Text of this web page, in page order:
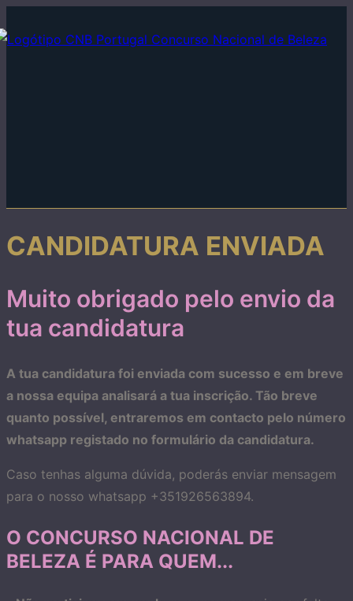
Skip
CANDIDATURA ENVIADA
Muito obrigado pelo envio da
tua candidatura
A tua candidatura foi enviada com sucesso e em breve
a nossa equipa analisará a tua inscrição. Tão breve
quanto possível, entraremos em contacto pelo número
whatsapp registado no formulário da candidatura.
Caso tenhas alguma dúvida, poderás enviar mensagem
para o nosso whatsapp +351926563894.
O CONCURSO NACIONAL DE
BELEZA É PARA QUEM...